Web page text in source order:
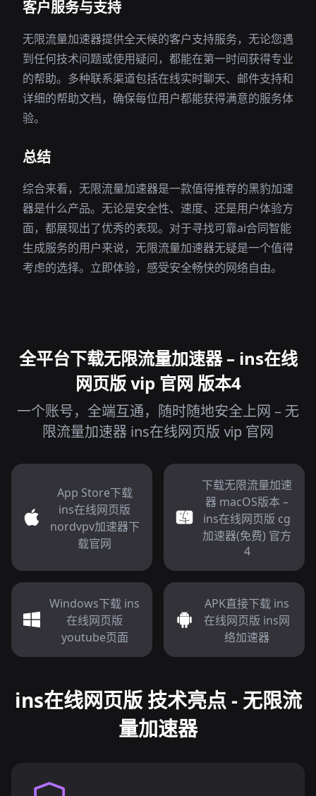
客户服务与支持
无限流量加速器提供全天候的客户支持服务，无论您遇
到任何技术问题或使用疑问，都能在第一时间获得专业
的帮助。多种联系渠道包括在线实时聊天、邮件支持和
详细的帮助文档，确保每位用户都能获得满意的服务体
验。
总结
综合来看，无限流量加速器是一款值得推荐的黑豹加速
器是什么产品。无论是安全性、速度、还是用户体验方
面，都展现出了优秀的表现。对于寻找可靠ai合同智能
生成服务的用户来说，无限流量加速器无疑是一个值得
考虑的选择。立即体验，感受安全畅快的网络自由。
全平台下载无限流量加速器 – ins在线
网页版 ⅵp 官网 版本4
一个账号，全端互通，随时随地安全上网 – 无
限流量加速器 ins在线网页版 ⅵp 官网
App Store下载
ins在线网页版
nordvpv加速器下
载官网
下载无限流量加速
器 macOS版本 –
ins在线网页版 cg
加速器(免费) 官方
4
Windows下载 ins
在线网页版
youtube页面
APK直接下载 ins
在线网页版 ins网
络加速器
ins在线网页版 技术亮点 - 无限流
量加速器